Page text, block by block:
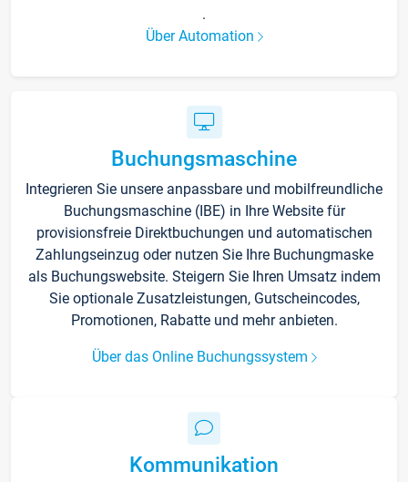
.
Über Automation
Buchungsmaschine
Integrieren Sie unsere anpassbare und mobilfreundliche
Buchungsmaschine (IBE) in Ihre Website für
provisionsfreie Direktbuchungen und automatischen
Zahlungseinzug oder nutzen Sie Ihre Buchungmaske
als Buchungswebsite. Steigern Sie Ihren Umsatz indem
Sie optionale Zusatzleistungen, Gutscheincodes,
Promotionen, Rabatte und mehr anbieten.
Über das Online Buchungssystem
Kommunikation